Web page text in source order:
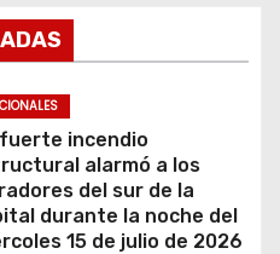
incendio
alarmó a los
del sur de la
durante la noche del
15 de julio de 2026